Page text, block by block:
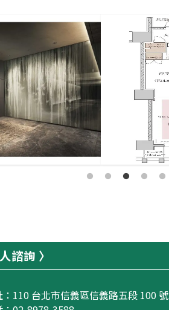
諮詢
110 台北市信義區信義路五段 100 號